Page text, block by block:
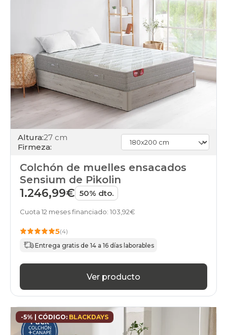
Altura:27 cm
Firmeza:
Colchón de muelles ensacados
Sensium de Pikolin
1.246,99€ 50% dto.
Cuota 12 meses financiado: 103,92€
5(4)
Entrega gratis de 14 a 16 días laborables
Ver producto
-5% | CÓDIGO: BLACKDAYS